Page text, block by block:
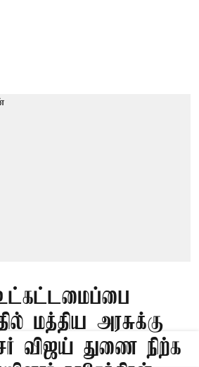
உட்கட்டமைப்பை
மத்திய அரசுக்கு
விஜய் துணை நிற்க